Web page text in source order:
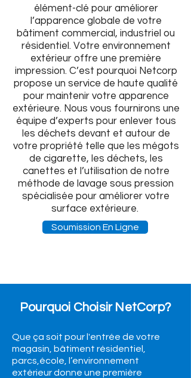
élément-clé pour améliorer
l’apparence globale de votre
bâtiment commercial, industriel ou
résidentiel. Votre environnement
extérieur offre une première
impression. C’est pourquoi Netcorp
propose un service de haute qualité
pour maintenir votre apparence
extérieure. Nous vous fournirons une
équipe d’experts pour enlever tous
les déchets devant et autour de
votre propriété telle que les mégots
de cigarette, les déchets, les
canettes et l’utilisation de notre
méthode de lavage sous pression
spécialisée pour améliorer votre
surface extérieure.
Soumission En Ligne
Pourquoi Choisir NetCorp?
Que ça soit pour l'entrée de votre
magasin, bâtiment résidentiel,
parcs,école, l’environnement
extérieur donne une première